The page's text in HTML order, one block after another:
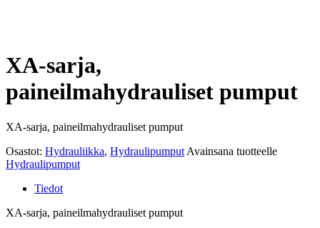
XA-sarja,
paineilmahydrauliset pumput
XA-sarja, paineilmahydrauliset pumput
Osastot: Hydrauliikka, Hydraulipumput Avainsana tuotteelle
Hydraulipumput
Tiedot
XA-sarja, paineilmahydrauliset pumput